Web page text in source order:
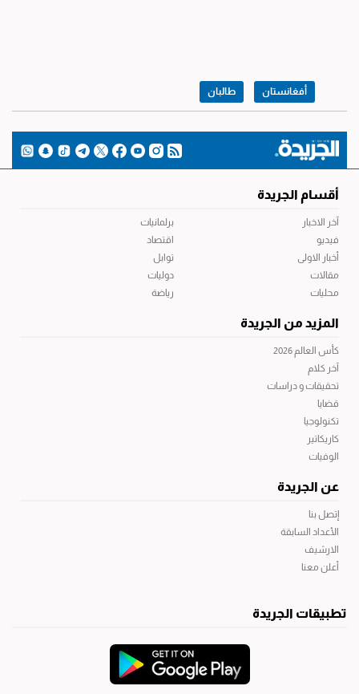
أفغانستان طالبان
أقسام الجريدة
آخر الاخبار
فيديو
أخبار الاولى
مقالات
محليات
برلمانيات
اقتصاد
توابل
دوليات
رياضة
المزيد من الجريدة
كأس العالم 2026
آخر كلام
تحقيقات و دراسات
قضايا
تكنولوجيا
كاريكاتير
الوفيات
عن الجريدة
إتصل بنا
الأعداد السابقة
الارشيف
أعلن معنا
تطبيقات الجريدة